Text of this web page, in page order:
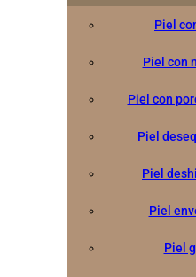
Piel
Piel con
Piel con
Piel
Piel
Piel
Piel